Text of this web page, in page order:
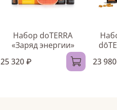
Набор doTERRA
«Заряд энергии»
25 320 ₽
23